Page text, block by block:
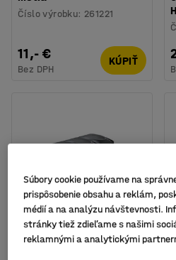
Číslo výrobku: 261221
11,- €
Bez DPH
KÚPIŤ
Súbory cookie používame na
prispôsobenie obsahu a reklám,
médií a na analýzu návštevnosti.
stránky tiež zdieľame s našimi
reklamnými a analytickými